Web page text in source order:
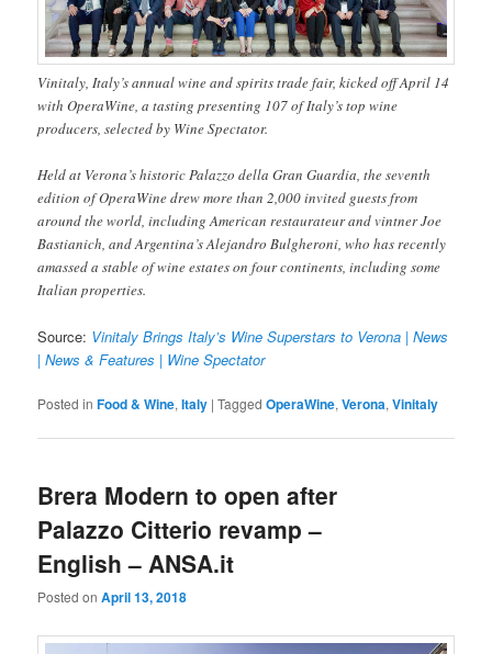
Vinitaly, Italy’s annual wine and spirits trade fair, kicked off April 14
with OperaWine, a tasting presenting 107 of Italy’s top wine
producers, selected by Wine Spectator.
Held at Verona’s historic Palazzo della Gran Guardia, the seventh
edition of OperaWine drew more than 2,000 invited guests from
around the world, including American restaurateur and vintner Joe
Bastianich, and Argentina’s Alejandro Bulgheroni, who has recently
amassed a stable of wine estates on four continents, including some
Italian properties.
Source: Vinitaly Brings Italy’s Wine Superstars to Verona | News
| News & Features | Wine Spectator
Posted in Food & Wine,Italy |Tagged OperaWine,Verona,Vinitaly
Brera Modern to open after
Palazzo Citterio revamp –
English – ANSA.it
Posted onApril 13, 2018